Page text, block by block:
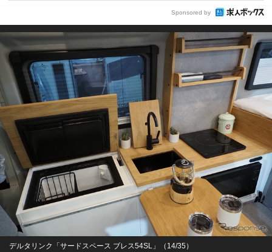
Sponsored by
デルタリンク「サードスペース ブレス54SL」（14/35）